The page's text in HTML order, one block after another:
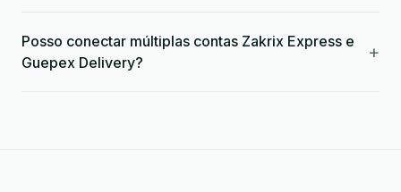
Posso conectar múltiplas contas Zakrix Express e
Guepex Delivery?
+